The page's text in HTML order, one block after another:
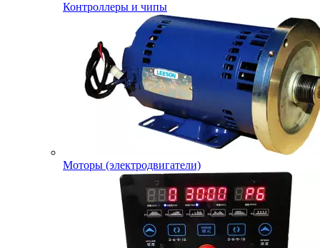
Контроллеры и чипы
Моторы (электродвигатели)